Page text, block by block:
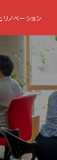
ノベーション